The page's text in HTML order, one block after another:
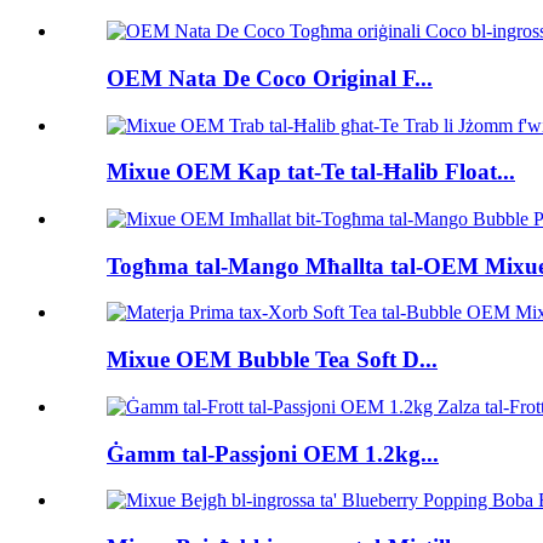
OEM Nata De Coco Original F...
Mixue OEM Kap tat-Te tal-Ħalib Float...
Togħma tal-Mango Mħallta tal-OEM
Mixue OEM Bubble Tea Soft D...
Ġamm tal-Passjoni OEM 1.2kg...